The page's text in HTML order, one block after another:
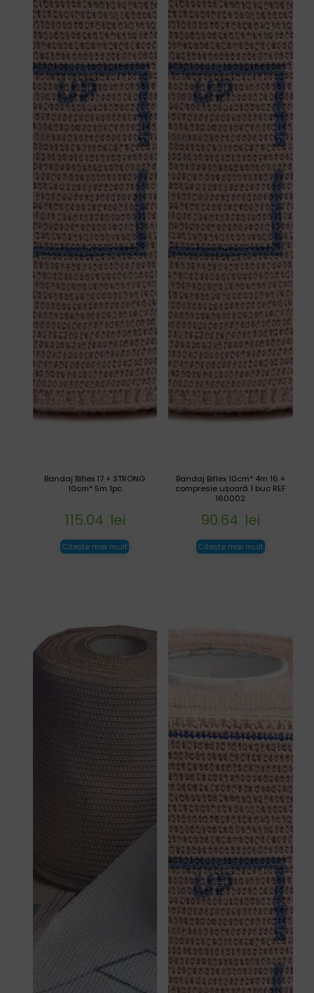
Bandaj Biflex 10cm* 4m 16 +
compresie ușoară 1 buc REF
160002
90.64 lei
Citește mai mult
Bandaj Biflex 17 + STRONG
10cm* 5m 1pc
115.04 lei
Citește mai mult